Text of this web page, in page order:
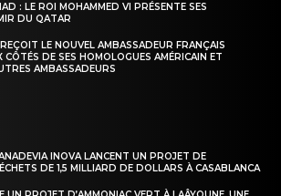
: LE ROI MOHAMMED VI PRÉSENTE SES
DU QATAR
LE NOUVEL AMBASSADEUR FRANÇAIS
DE SES HOMOLOGUES AMÉRICAIN ET
AMBASSADEURS
INOVA LANCENT UN PROJET DE
DE 1,5 MILLIARD DE DOLLARS À CASABLANCA